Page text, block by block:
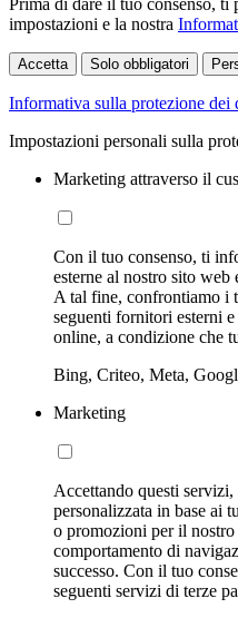
Prima di dare il tuo consenso,
impostazioni e la nostra
Accetta Solo obbligatori
Informativa sulla protezione dei
Impostazioni personali sulla
Marketing attraverso il
Con il tuo consenso, ti
esterne al nostro sito
A tal fine, confrontiamo i
seguenti fornitori esterni
online, a condizione che
Bing, Criteo, Meta,
Marketing
Accettando questi
personalizzata in base ai
o promozioni per il
comportamento di
successo. Con il tuo
seguenti servizi di terze